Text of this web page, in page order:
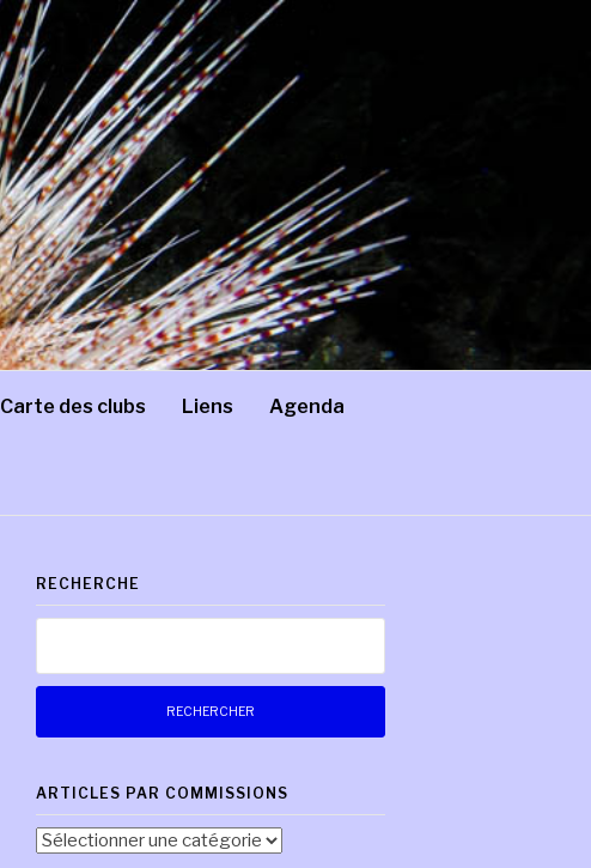
Carte des clubs Liens Agenda
RECHERCHE
ARTICLES PAR COMMISSIONS
Articles